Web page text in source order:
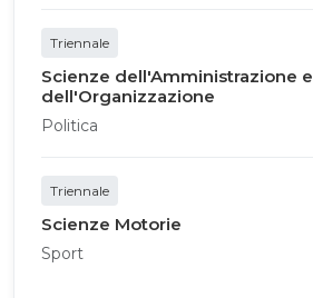
Triennale
Scienze dell'Amministrazione e
dell'Organizzazione
Politica
Triennale
Scienze Motorie
Sport